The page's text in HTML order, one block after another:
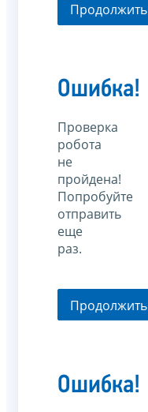
Продолжить
Ошибка!
Проверка
робота
не
пройдена!
Попробуйте
отправить
еще
раз.
Продолжить
Ошибка!